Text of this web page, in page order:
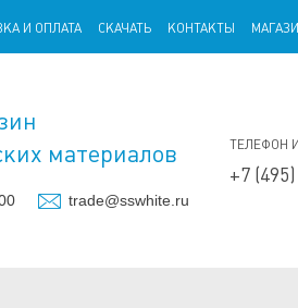
И ОПЛАТА СКАЧАТЬ КОНТАКТЫ
материалов
trade@sswhite.ru
ТЕЛЕФОН
+7